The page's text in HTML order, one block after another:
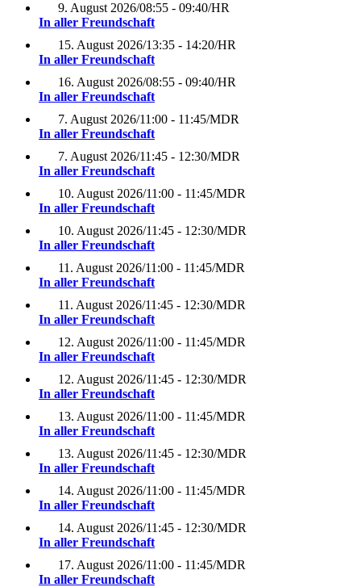
9. August 2026/08:55 - 09:40/HR
In aller Freundschaft
15. August 2026/13:35 - 14:20/HR
In aller Freundschaft
16. August 2026/08:55 - 09:40/HR
In aller Freundschaft
7. August 2026/11:00 - 11:45/MDR
In aller Freundschaft
7. August 2026/11:45 - 12:30/MDR
In aller Freundschaft
10. August 2026/11:00 - 11:45/MDR
In aller Freundschaft
10. August 2026/11:45 - 12:30/MDR
In aller Freundschaft
11. August 2026/11:00 - 11:45/MDR
In aller Freundschaft
11. August 2026/11:45 - 12:30/MDR
In aller Freundschaft
12. August 2026/11:00 - 11:45/MDR
In aller Freundschaft
12. August 2026/11:45 - 12:30/MDR
In aller Freundschaft
13. August 2026/11:00 - 11:45/MDR
In aller Freundschaft
13. August 2026/11:45 - 12:30/MDR
In aller Freundschaft
14. August 2026/11:00 - 11:45/MDR
In aller Freundschaft
14. August 2026/11:45 - 12:30/MDR
In aller Freundschaft
17. August 2026/11:00 - 11:45/MDR
In aller Freundschaft